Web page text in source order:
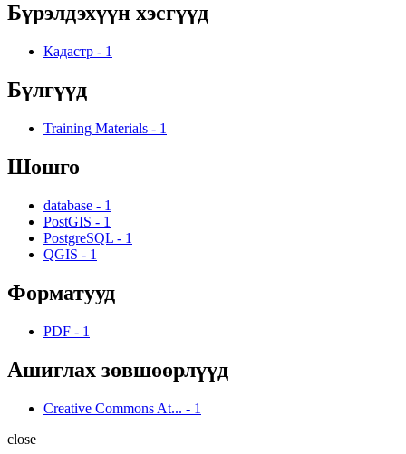
Бүрэлдэхүүн хэсгүүд
Кадастр - 1
Бүлгүүд
Training Materials - 1
Шошго
database - 1
PostGIS - 1
PostgreSQL - 1
QGIS - 1
Форматууд
PDF - 1
Ашиглах зөвшөөрлүүд
Creative Commons At... - 1
close